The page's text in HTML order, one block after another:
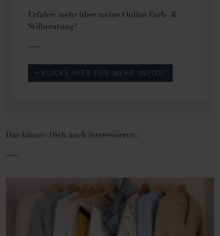
Erfahre mehr über meine Online Farb- &
Stilberatung!
KLICKE HIER FÜR MEHR INFOS!
Das könnte Dich auch interessieren: